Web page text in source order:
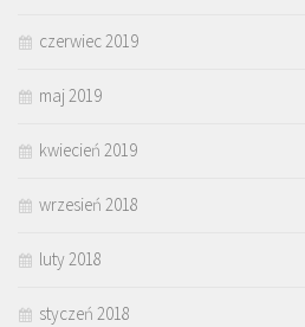
czerwiec 2019
maj 2019
kwiecień 2019
wrzesień 2018
luty 2018
styczeń 2018